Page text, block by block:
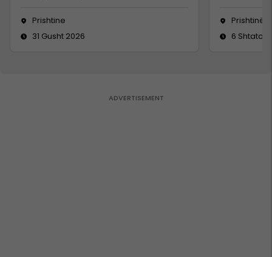
Prishtine
31 Gusht 2026
Prishtinë
6 Shtator